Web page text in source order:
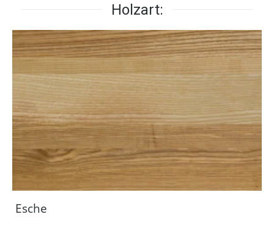
Holzart:
Esche